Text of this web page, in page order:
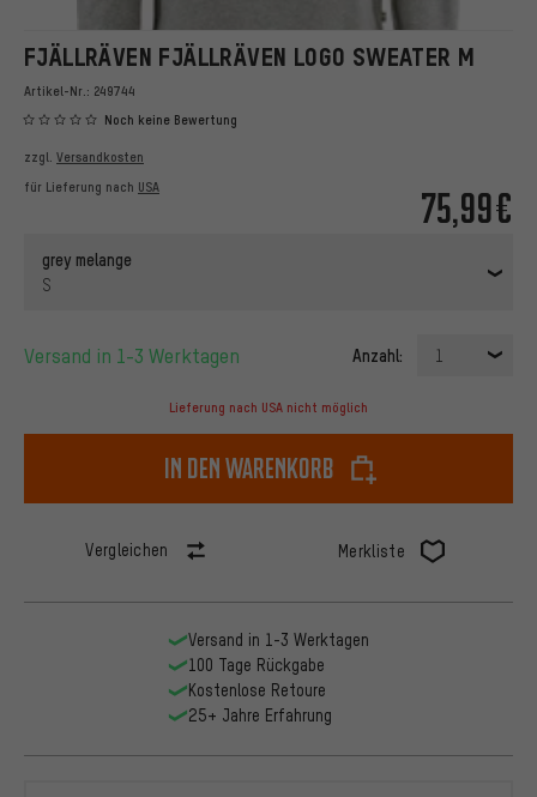
FJÄLLRÄVEN FJÄLLRÄVEN LOGO SWEATER M
Artikel-Nr.: 249744
Noch keine Bewertung
75,99€
zzgl. Versandkosten
für Lieferung nach USA
grey melange
S
Versand in 1-3 Werktagen Anzahl: 1
Lieferung nach USA nicht möglich
In den Warenkorb
Vergleichen Merkliste
Versand in 1-3 Werktagen
100 Tage Rückgabe
Kostenlose Retoure
25+ Jahre Erfahrung